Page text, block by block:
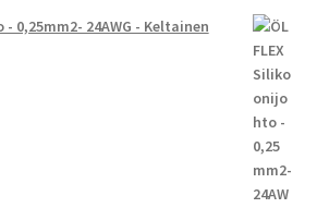
0,25mm2- 24AWG - Keltainen